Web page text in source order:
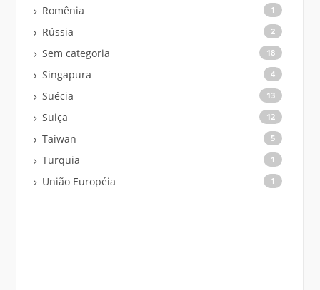
Romênia 1
Rússia 2
Sem categoria 18
Singapura 4
Suécia 13
Suiça 12
Taiwan 5
Turquia 1
União Européia 1